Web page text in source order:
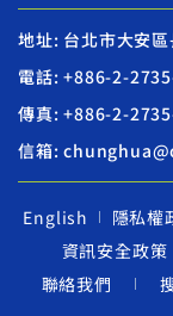
地址: 台北市大安
電話: +886-2-
傳真: +886-2-
信箱:
English
隱私權
資訊安全政策
聯絡我們